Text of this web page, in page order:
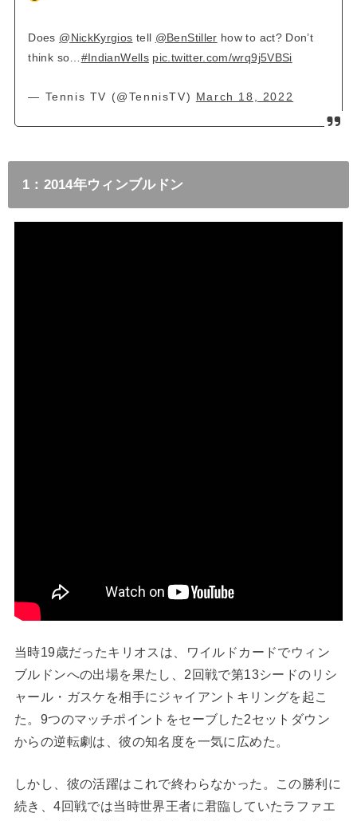
Does @NickKyrgios tell @BenStiller how to act? Don’t
think so… #IndianWells pic.twitter.com/wrq9j5VBSi
— Tennis TV (@TennisTV) March 18, 2022
1：2014年ウィンブルドン
当時19歳だったキリオスは、ワイルドカードでウィン
ブルドンへの出場を果たし、2回戦で第13シードのリシ
ャール・ガスケを相手にジャイアントキリングを起こ
た。9つのマッチポイントをセーブした2セットダウン
からの逆転劇は、彼の知名度を一気に広めた。
しかし、彼の活躍はこれで終わらなかった。この勝利に
続き、4回戦では当時世界王者に君臨していたラファエ